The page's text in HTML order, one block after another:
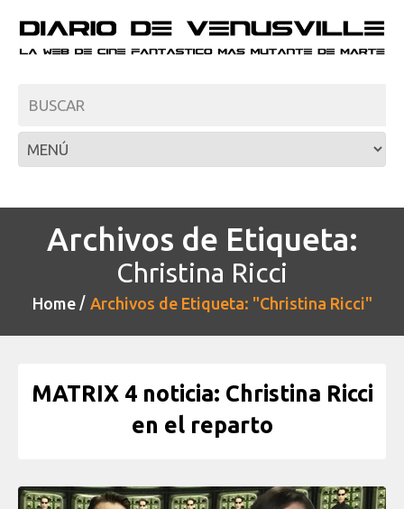
Archivos de Etiqueta:
Christina Ricci
Home Archivos de Etiqueta: "Christina Ricci"
MATRIX 4 noticia: Christina Ricci
en el reparto